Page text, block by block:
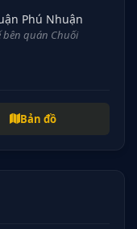
Phú Nhuận
bên quán Chuối
Bản đồ